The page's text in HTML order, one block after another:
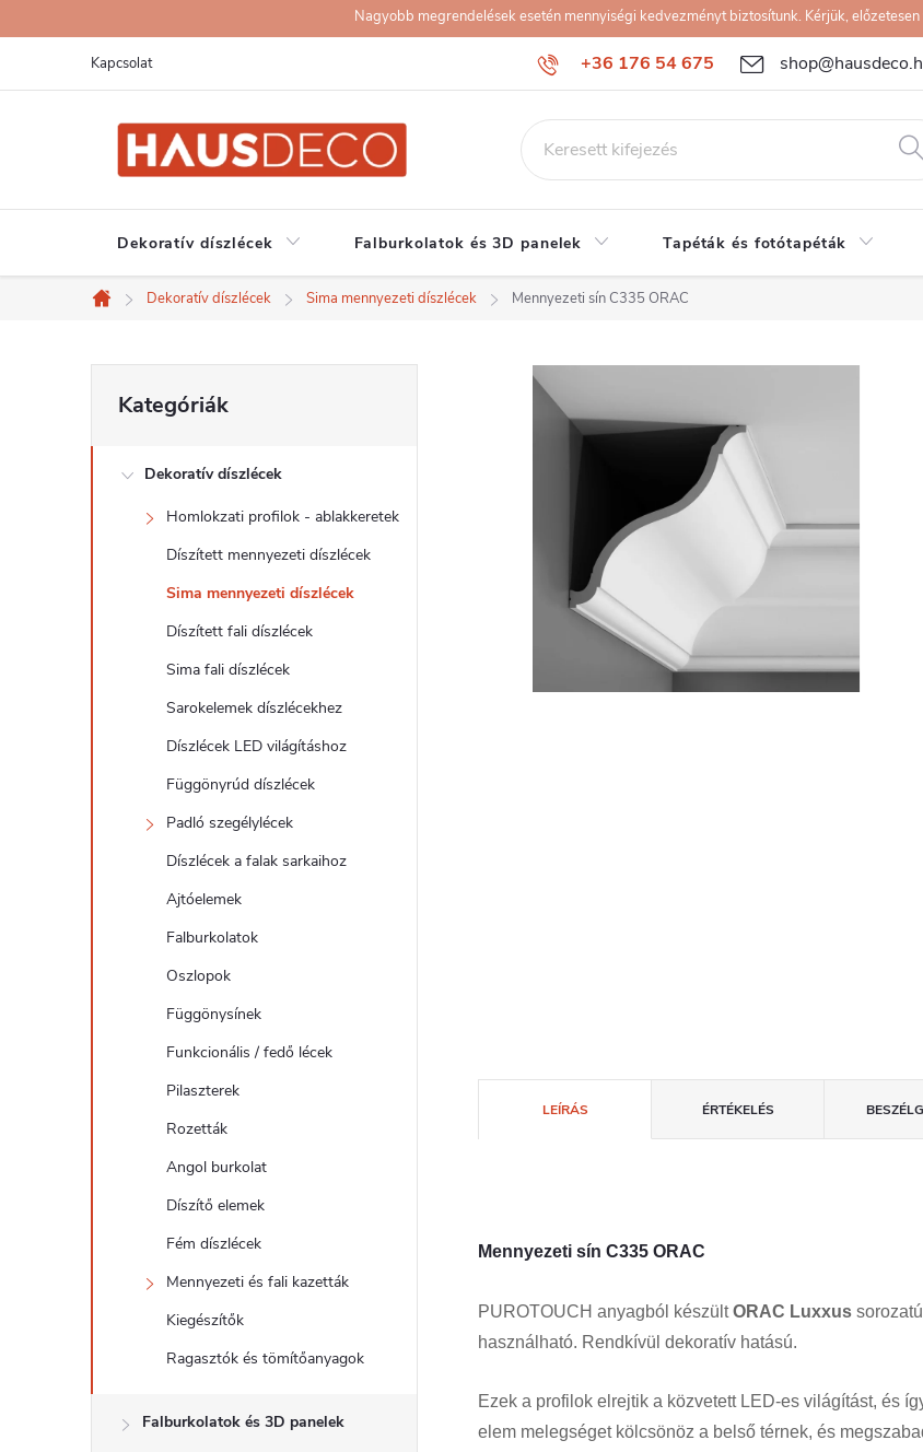
a
Nagyobb megrendelések esetén mennyiségi kedvezményt biztosítunk. Kérjük,
+36 176 54 675
Kapcsolat
Dekoratív díszlécek Falburkolatok és 3D panelek Tapéták és fotótapéták
Kezdőlap
Dekoratív díszlécek Sima mennyezeti díszlécek Mennyezeti sín C335 ORAC
O
l
átugrása
Kategóriák
Dekoratív díszlécek
Homlokzati profilok - ablakkeretek
Díszített mennyezeti díszlécek
Sima mennyezeti díszlécek
Díszített fali díszlécek
Sima fali díszlécek
Sarokelemek díszlécekhez
Díszlécek LED világításhoz
Függönyrúd díszlécek
Padló szegélylécek
Díszlécek a falak sarkaihoz
Ajtóelemek
Falburkolatok
Oszlopok
Függönysínek
Funkcionális / fedő lécek
Pilaszterek
Rozetták
Angol burkolat
Díszítő elemek
Fém díszlécek
Mennyezeti és fali kazetták
Kiegészítők
Ragasztók és tömítőanyagok
Falburkolatok és 3D panelek
LEÍRÁS ÉRTÉKELÉS
Mennyezeti sín C335 ORAC
PUROTOUCH anyagból készültORAC Luxxus
használható. Rendkívül dekoratív hatású.
Ezek a profilok elrejtik a közvetett LED-es világítást, és
elem melegséget kölcsönöz a belső térnek, és